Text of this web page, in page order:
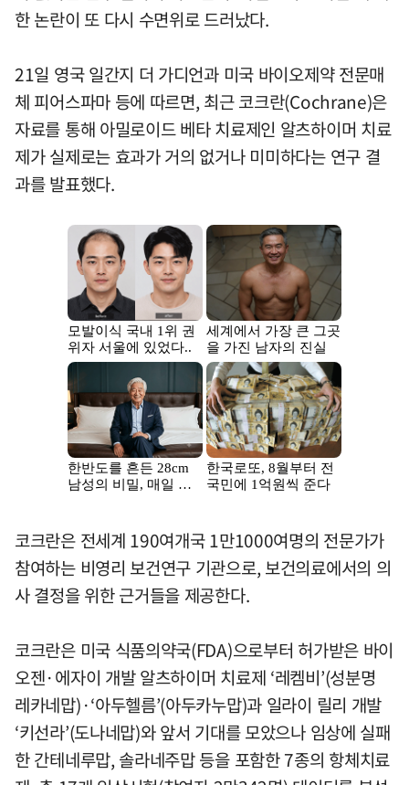
한 논란이 또 다시 수면위로 드러났다.
21일 영국 일간지 더 가디언과 미국 바이오제약 전문매
체 피어스파마 등에 따르면, 최근 코크란(Cochrane)은
자료를 통해 아밀로이드 베타 치료제인 알츠하이머 치료
제가 실제로는 효과가 거의 없거나 미미하다는 연구 결
과를 발표했다.
코크란은 전세계 190여개국 1만1000여명의 전문가가
참여하는 비영리 보건연구 기관으로, 보건의료에서의 의
사 결정을 위한 근거들을 제공한다.
코크란은 미국 식품의약국(FDA)으로부터 허가받은 바이
오젠·에자이 개발 알츠하이머 치료제 ‘레켐비’(성분명
레카네맙)·‘아두헬름’(아두카누맙)과 일라이 릴리 개발
‘키선라’(도나네맙)와 앞서 기대를 모았으나 임상에 실패
한 간테네루맙, 솔라네주맙 등을 포함한 7종의 항체치료